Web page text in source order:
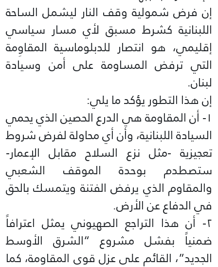
إن فرض شمولية وقف النار ليشمل الساحة
اللبنانية كشرط مسبق لأي مسار سياسي
إقليمي، هو انتصار للدبلوماسية المقاوِمة
التي ترفض المساومة على أمن وسيادة
لبنان.
إن هذا التطور يؤكد ما يلي:
١- أن المقاومة هي الدرع الحصين الذي يحمي
السيادة اللبنانية، وأن أي محاولة لفرض شروط
تعجيزية -مثل نزع السلاح مقابل الإعمار-
ستصطدم بوحدة الموقف الشعبي
والمقاوم الذي يرفض الفتنة ويتمسك بالحق
في الدفاع عن الأرض.
٢- أن هذا التراجع الصهيوني يمثل اعترافاً
ضمنياً بفشل مشروع “الشرق الأوسط
الجديد”، القائم على عزل قوى المقاومة، كما